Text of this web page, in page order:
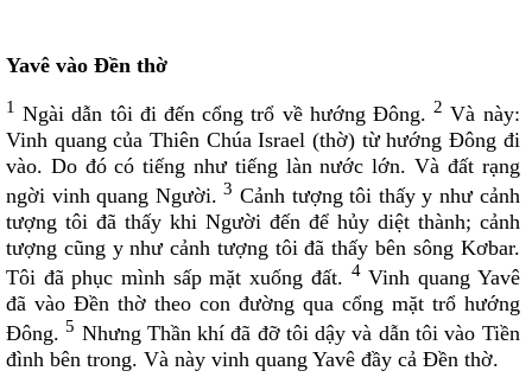
Kinh Thánh Cựu Ước (Bản dịch Việt Ngữ của Linh Mục
Kinh Thánh MP3
Kinh Thánh Tân Ước MP3
THÁNH KINH CỰU ƯỚC MP3
HỘI ĐOÀN
Giới Gia Trưởng
Thu chi Gia trưởng
Danh sách Gia trưởng
Yavê vào Ðền thờ
1 Ngài dẫn tôi đi đến cổng trổ về hướng Ðông.2 Và này:
Vinh quang của Thiên Chúa Israel (thờ) từ hướng Ðông đi
vào. Do đó có tiếng như tiếng làn nước lớn. Và đất rạng
ngời vinh quang Người.3 Cảnh tượng tôi thấy y như cảnh
tượng tôi đã thấy khi Người đến để hủy diệt thành; cảnh
tượng cũng y như cảnh tượng tôi đã thấy bên sông Kơbar.
Tôi đã phục mình sấp mặt xuống đất. 4Vinh quang Yavê
đã vào Ðền thờ theo con đường qua cổng mặt trổ hướng
Ðông.5 Nhưng Thần khí đã đỡ tôi dậy và dẫn tôi vào Tiền
đình bên trong. Và này vinh quang Yavê đầy cả Ðền thờ.